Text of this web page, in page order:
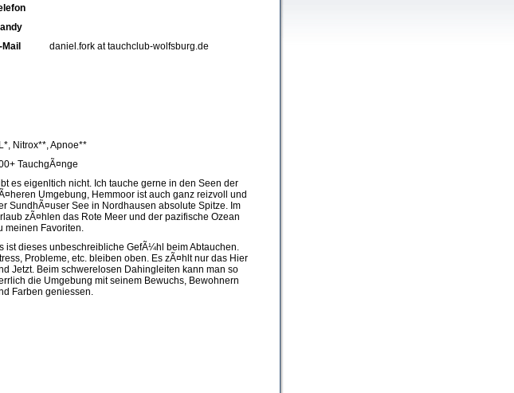
Mail
daniel.fork at tauchclub-wolfsburg.de
Nitrox**, Apnoe**
TauchgÃ¤nge
es eigenltich nicht. Ich tauche gerne in den Seen der
Umgebung, Hemmoor ist auch ganz reizvoll und
SundhÃ¤user See in Nordhausen absolute Spitze. Im
zÃ¤hlen das Rote Meer und der pazifische Ozean
meinen Favoriten.
ist dieses unbeschreibliche GefÃ¼hl beim Abtauchen.
Probleme, etc. bleiben oben. Es zÃ¤hlt nur das Hier
Jetzt. Beim schwerelosen Dahingleiten kann man so
die Umgebung mit seinem Bewuchs, Bewohnern
Farben geniessen.